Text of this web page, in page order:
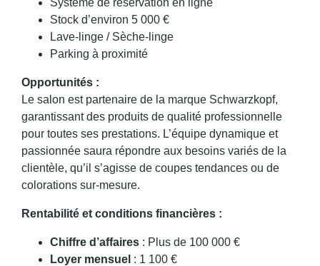
Système de réservation en ligne
Stock d’environ 5 000 €
Lave-linge / Sèche-linge
Parking à proximité
Opportunités :
Le salon est partenaire de la marque Schwarzkopf,
garantissant des produits de qualité professionnelle
pour toutes ses prestations. L’équipe dynamique et
passionnée saura répondre aux besoins variés de la
clientèle, qu’il s’agisse de coupes tendances ou de
colorations sur-mesure.
Rentabilité et conditions financières :
Chiffre d’affaires : Plus de 100 000 €
Loyer mensuel : 1 100 €